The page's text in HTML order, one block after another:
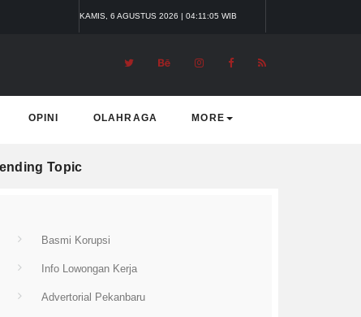
KAMIS, 6 AGUSTUS 2026 | 04:11:06 WIB
OPINI OLAHRAGA MORE
Topic
Basmi Korupsi
Info Lowongan Kerja
Advertorial Pekanbaru